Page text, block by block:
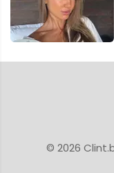
© 2026